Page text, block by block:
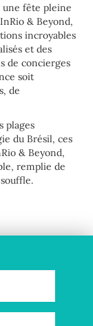
une fête pleine
& Beyond,
incroyables
et des
de concierges
soit
de
plages
du Brésil, ces
& Beyond,
remplie de